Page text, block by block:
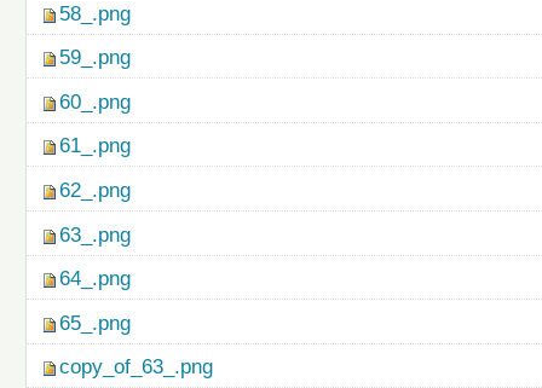
58_.png
59_.png
60_.png
61_.png
62_.png
63_.png
64_.png
65_.png
copy_of_63_.png